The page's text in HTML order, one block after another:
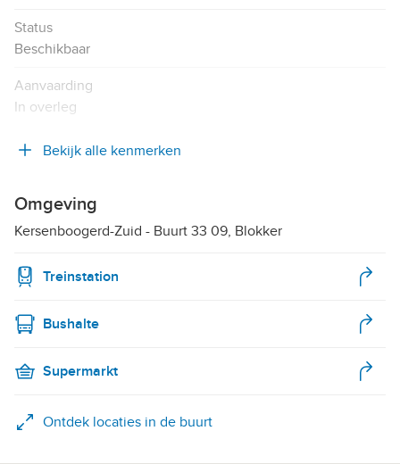
Status
Beschikbaar
Aanvaarding
In overleg
Bekijk alle kenmerken
Omgeving
Kersenboogerd-Zuid - Buurt 33 09, Blokker
Treinstation
Bushalte
Supermarkt
Ontdek locaties in de buurt